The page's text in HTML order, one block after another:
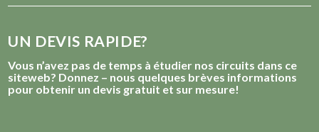
UN DEVIS RAPIDE?
Vous n’avez pas de temps à étudier nos circuits dans ce
siteweb? Donnez – nous quelques brèves informations
pour obtenir un devis gratuit et sur mesure!